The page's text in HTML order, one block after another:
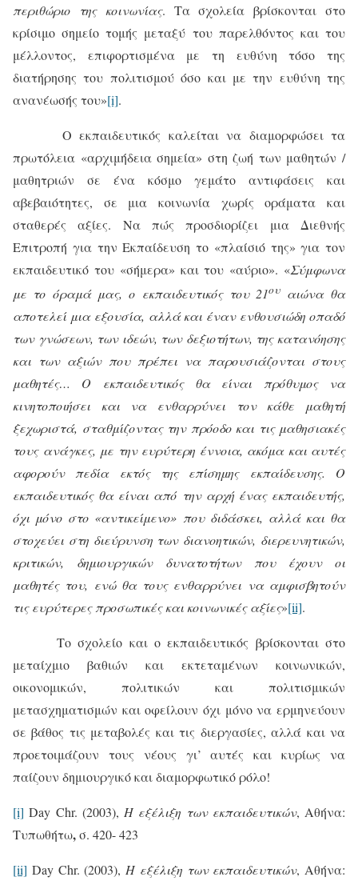
περιθώριο της κοινωνίας. Τα σχολεία βρίσκονται στο
κρίσιμο σημείο τομής μεταξύ του παρελθόντος και του
μέλλοντος, επιφορτισμένα με τη ευθύνη τόσο της
διατήρησης του πολιτισμού όσο και με την ευθύνη της
ανανέωσής του»[i].
Ο εκπαιδευτικός καλείται να διαμορφώσει τα
πρωτόλεια «αρχιμήδεια σημεία» στη ζωή των μαθητών /
μαθητριών σε ένα κόσμο γεμάτο αντιφάσεις και
αβεβαιότητες, σε μια κοινωνία χωρίς οράματα και
σταθερές αξίες. Να πώς προσδιορίζει μια Διεθνής
Επιτροπή για την Εκπαίδευση το «πλαίσιό της» για τον
εκπαιδευτικό του «σήμερα» και του «αύριο». «Σύμφωνα
με το όραμά μας, ο εκπαιδευτικός του 21ουαιώνα θα
αποτελεί μια εξουσία, αλλά και έναν ενθουσιώδη οπαδό
των γνώσεων, των ιδεών, των δεξιοτήτων, της κατανόησης
και των αξιών που πρέπει να παρουσιάζονται στους
μαθητές… Ο εκπαιδευτικός θα είναι πρόθυμος να
κινητοποιήσει και να ενθαρρύνει τον κάθε μαθητή
ξεχωριστά, σταθμίζοντας την πρόοδο και τις μαθησιακές
τους ανάγκες, με την ευρύτερη έννοια, ακόμα και αυτές
αφορούν πεδία εκτός της επίσημης εκπαίδευσης. Ο
εκπαιδευτικός θα είναι από την αρχή ένας εκπαιδευτής,
όχι μόνο στο «αντικείμενο» που διδάσκει, αλλά και θα
στοχεύει στη διεύρυνση των διανοητικών, διερευνητικών,
κριτικών, δημιουργικών δυνατοτήτων που έχουν οι
μαθητές του, ενώ θα τους ενθαρρύνει να αμφισβητούν
τις ευρύτερες προσωπικές και κοινωνικές αξίες»[ii].
Το σχολείο και ο εκπαιδευτικός βρίσκονται στο
μεταίχμιο βαθιών και εκτεταμένων κοινωνικών,
οικονομικών, πολιτικών και πολιτισμικών
μετασχηματισμών και οφείλουν όχι μόνο να ερμηνεύουν
σε βάθος τις μεταβολές και τις διεργασίες, αλλά και να
προετοιμάζουν τους νέους γι’ αυτές και κυρίως να
παίζουν δημιουργικό και διαμορφωτικό ρόλο!
[i] Day Chr. (2003), Η εξέλιξη των εκπαιδευτικών, Αθήνα:
Τυπωθήτω,σ. 420- 423
[ii] Day Chr. (2003), Η εξέλιξη των εκπαιδευτικών, Αθήνα: